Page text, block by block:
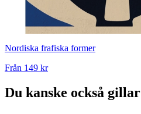
Nordiska frafiska former
Från 149 kr
Du kanske också gillar